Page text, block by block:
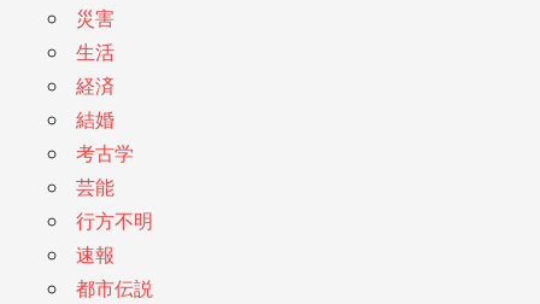
災害
生活
経済
結婚
考古学
芸能
行方不明
速報
都市伝説